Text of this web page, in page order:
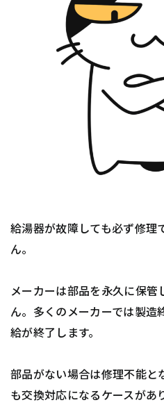
給湯器が故障しても必ず修理
ん。
メーカーは部品を永久に保
ん。多くのメーカーでは製造
給が終了します。
部品がない場合は修理不能と
も交換対応になるケースがあ